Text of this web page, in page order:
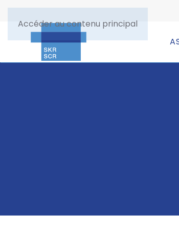
Accéder au contenu principal